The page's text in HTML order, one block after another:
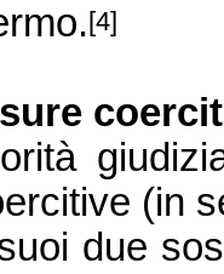
[4]
(in
due